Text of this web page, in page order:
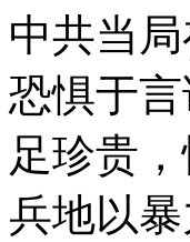
中共当
恐惧于
足珍贵
兵地以